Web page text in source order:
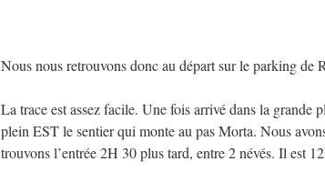
Nous nous retrouvons donc au départ sur le parking de
La trace est assez facile. Une fois arrivé dans la grande
plein EST le sentier qui monte au pas Morta. Nous
trouvons l’entrée 2H 30 plus tard, entre 2 névés. Il est